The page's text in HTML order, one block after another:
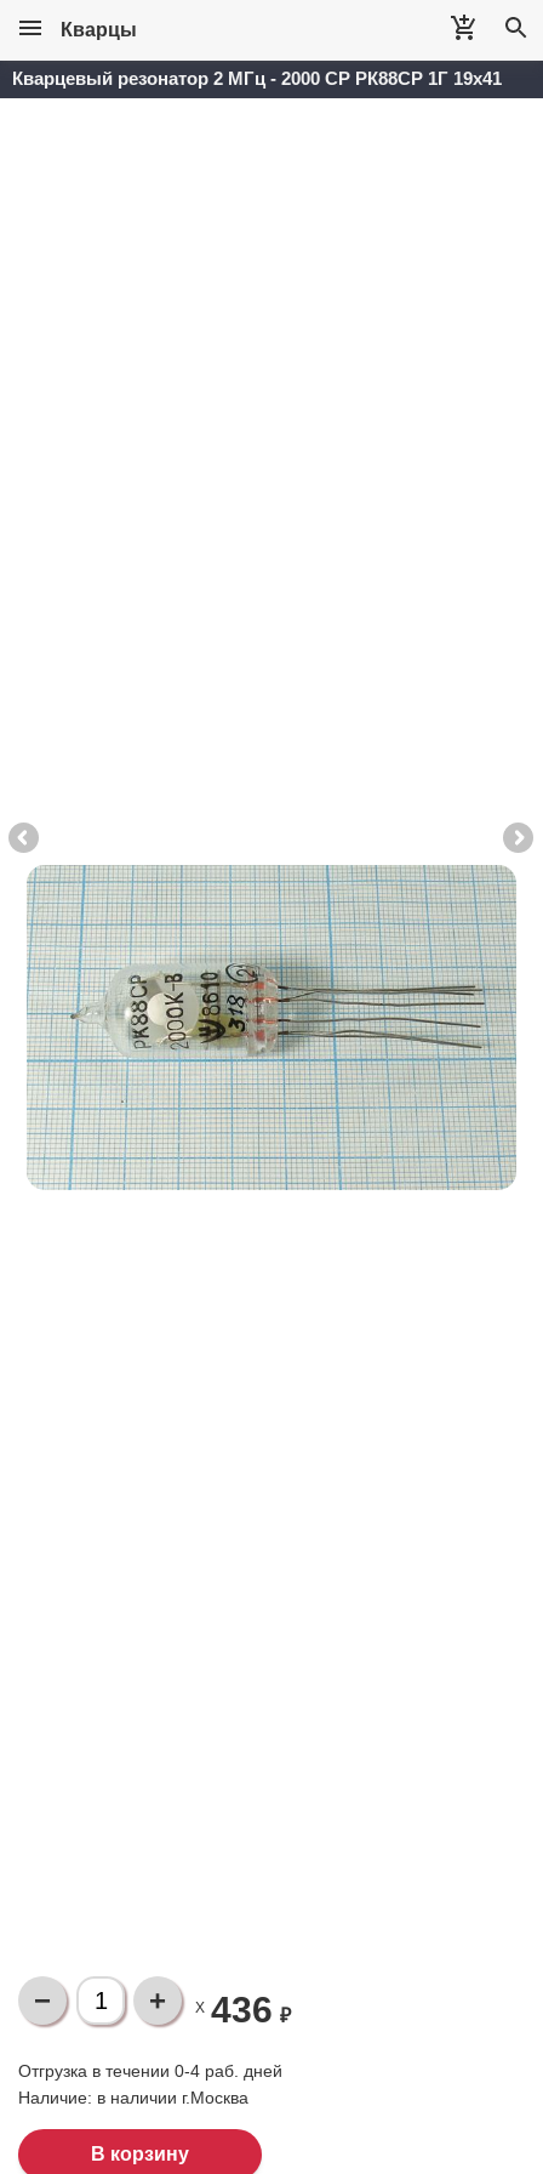
Кварцы
Кварцевый резонатор 2 МГц - 2000 СР РК88СР 1Г 19x41
X 436 ₽
Отгрузка в течении 0-4 раб. дней
Наличие: в наличии г.Москва